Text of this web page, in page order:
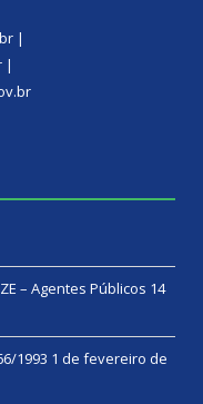
|
|
– Agentes Públicos 14
1993 1 de fevereiro de